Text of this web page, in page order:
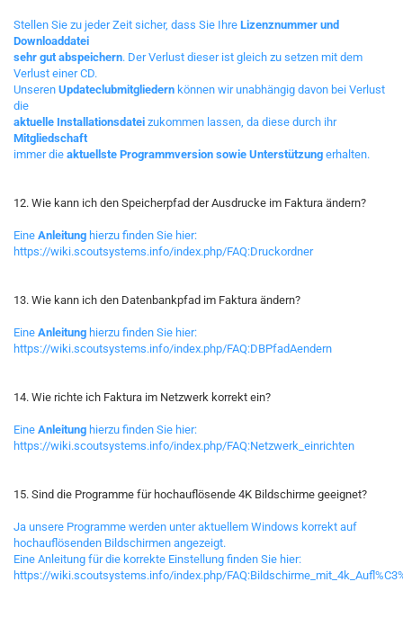
Stellen Sie zu jeder Zeit sicher, dass Sie Ihre Lizenznummer und
Downloaddatei
sehr gut abspeichern. Der Verlust dieser ist gleich zu setzen mit dem
Verlust einer CD.
Unseren Updateclubmitgliedern können wir unabhängig davon bei Verlust
die
aktuelle Installationsdatei zukommen lassen, da diese durch ihr
Mitgliedschaft
immer die aktuellste Programmversion sowie Unterstützung erhalten.
12. Wie kann ich den Speicherpfad der Ausdrucke im Faktura ändern?
Eine Anleitung hierzu finden Sie hier:
https://wiki.scoutsystems.info/index.php/FAQ:Druckordner
13. Wie kann ich den Datenbankpfad im Faktura ändern?
Eine Anleitung hierzu finden Sie hier:
https://wiki.scoutsystems.info/index.php/FAQ:DBPfadAendern
14. Wie richte ich Faktura im Netzwerk korrekt ein?
Eine Anleitung hierzu finden Sie hier:
https://wiki.scoutsystems.info/index.php/FAQ:Netzwerk_einrichten
15. Sind die Programme für hochauflösende 4K Bildschirme geeignet?
Ja unsere Programme werden unter aktuellem Windows korrekt auf
hochauflösenden Bildschirmen angezeigt.
Eine Anleitung für die korrekte Einstellung finden Sie hier:
https://wiki.scoutsystems.info/index.php/